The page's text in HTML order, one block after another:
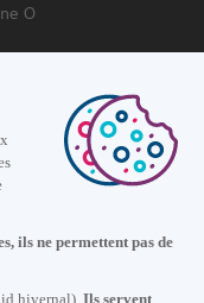
O
à 17h.